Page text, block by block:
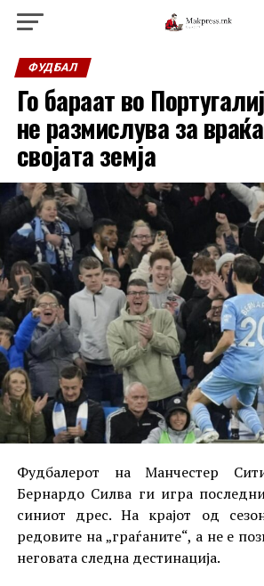
ФУДБАЛ
Го бараат во
не размислува за
својата земја
Фудбалерот на Манчестер
Бернардо Силва ги игра
синиот дрес. На крајот од
редовите на „граѓаните“, а не е
неговата следна дестинација.